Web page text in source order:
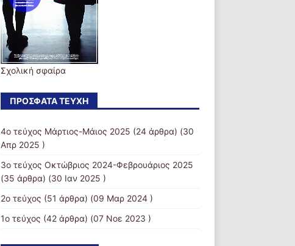
Σχολική σφαίρα
ΠΡΌΣΦΑΤΑ ΤΕΎΧΗ
4o τεύχος Μάρτιος-Μάιος 2025 (24 άρθρα) (30
Απρ 2025 )
3ο τεύχος Οκτώβριος 2024-Φεβρουάριος 2025
(35 άρθρα) (30 Ιαν 2025 )
2ο τεύχος (51 άρθρα) (09 Μαρ 2024 )
1ο τεύχος (42 άρθρα) (07 Νοε 2023 )